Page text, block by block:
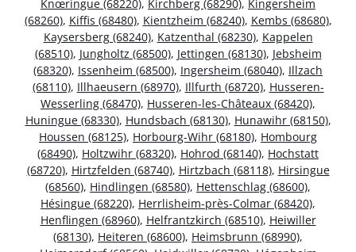
Knœringue (68220), Kirchberg (68290), Kingersheim
(68260), Kiffis (68480), Kientzheim (68240), Kembs (68680),
Kaysersberg (68240), Katzenthal (68230), Kappelen
(68510), Jungholtz (68500), Jettingen (68130), Jebsheim
(68320), Issenheim (68500), Ingersheim (68040), Illzach
(68110), Illhaeusern (68970), Illfurth (68720), Husseren-
Wesserling (68470), Husseren-les-Châteaux (68420),
Huningue (68330), Hundsbach (68130), Hunawihr (68150),
Houssen (68125), Horbourg-Wihr (68180), Hombourg
(68490), Holtzwihr (68320), Hohrod (68140), Hochstatt
(68720), Hirtzfelden (68740), Hirtzbach (68118), Hirsingue
(68560), Hindlingen (68580), Hettenschlag (68600),
Hésingue (68220), Herrlisheim-près-Colmar (68420),
Henflingen (68960), Helfrantzkirch (68510), Heiwiller
(68130), Heiteren (68600), Heimsbrunn (68990),